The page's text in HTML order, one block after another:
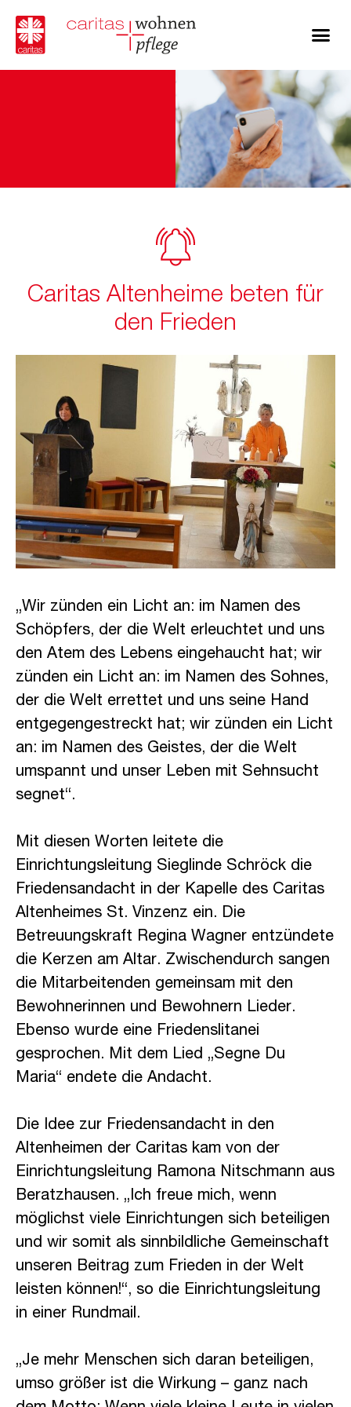
Caritas Altenheime beten für
den Frieden
„Wir zünden ein Licht an: im Namen des
Schöpfers, der die Welt erleuchtet und uns
den Atem des Lebens eingehaucht hat; wir
zünden ein Licht an: im Namen des Sohnes,
der die Welt errettet und uns seine Hand
entgegengestreckt hat; wir zünden ein Licht
an: im Namen des Geistes, der die Welt
umspannt und unser Leben mit Sehnsucht
segnet“.
Mit diesen Worten leitete die
Einrichtungsleitung Sieglinde Schröck die
Friedensandacht in der Kapelle des Caritas
Altenheimes St. Vinzenz ein. Die
Betreuungskraft Regina Wagner entzündete
die Kerzen am Altar. Zwischendurch sangen
die Mitarbeitenden gemeinsam mit den
Bewohnerinnen und Bewohnern Lieder.
Ebenso wurde eine Friedenslitanei
gesprochen. Mit dem Lied „Segne Du
Maria“ endete die Andacht.
Die Idee zur Friedensandacht in den
Altenheimen der Caritas kam von der
Einrichtungsleitung Ramona Nitschmann aus
Beratzhausen. „Ich freue mich, wenn
möglichst viele Einrichtungen sich beteiligen
und wir somit als sinnbildliche Gemeinschaft
unseren Beitrag zum Frieden in der Welt
leisten können!“, so die Einrichtungsleitung
in einer Rundmail.
„Je mehr Menschen sich daran beteiligen,
umso größer ist die Wirkung – ganz nach